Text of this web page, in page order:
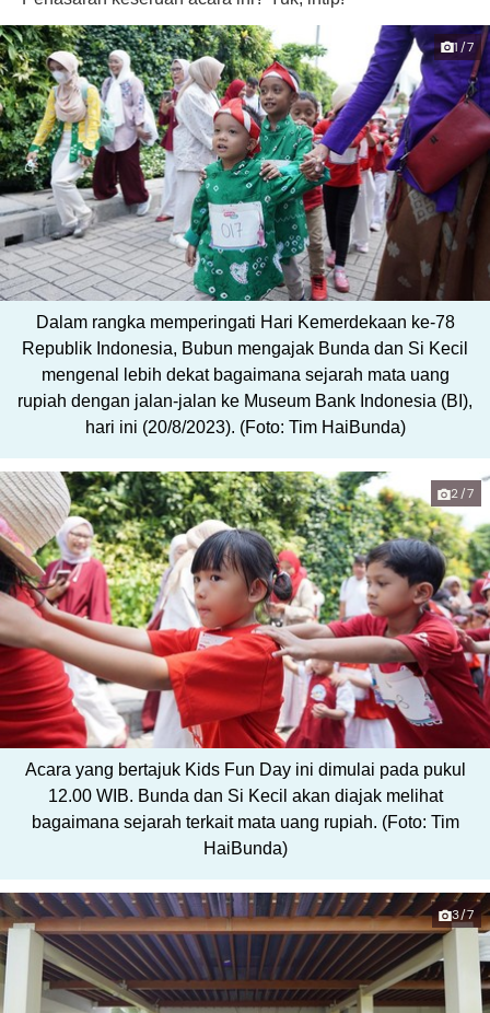
1/7
Dalam rangka memperingati Hari Kemerdekaan ke-78
Republik Indonesia, Bubun mengajak Bunda dan Si Kecil
mengenal lebih dekat bagaimana sejarah mata uang
rupiah dengan jalan-jalan ke Museum Bank Indonesia (BI),
hari ini (20/8/2023). (Foto: Tim HaiBunda)
2/7
Acara yang bertajuk Kids Fun Day ini dimulai pada pukul
12.00 WIB. Bunda dan Si Kecil akan diajak melihat
bagaimana sejarah terkait mata uang rupiah. (Foto: Tim
HaiBunda)
3/7